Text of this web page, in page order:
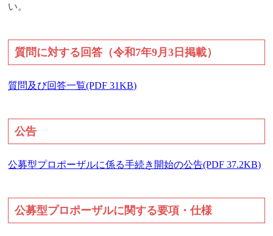
い。
質問に対する回答（令和7年9月3日掲載）
質問及び回答一覧(PDF 31KB)
公告
公募型プロポーザルに係る手続き開始の公告(PDF 37.2KB)
公募型プロポーザルに関する要項・仕様